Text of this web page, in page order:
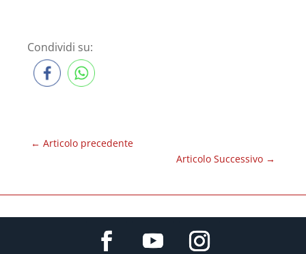
Condividi su:
← Articolo precedente
Articolo Successivo →